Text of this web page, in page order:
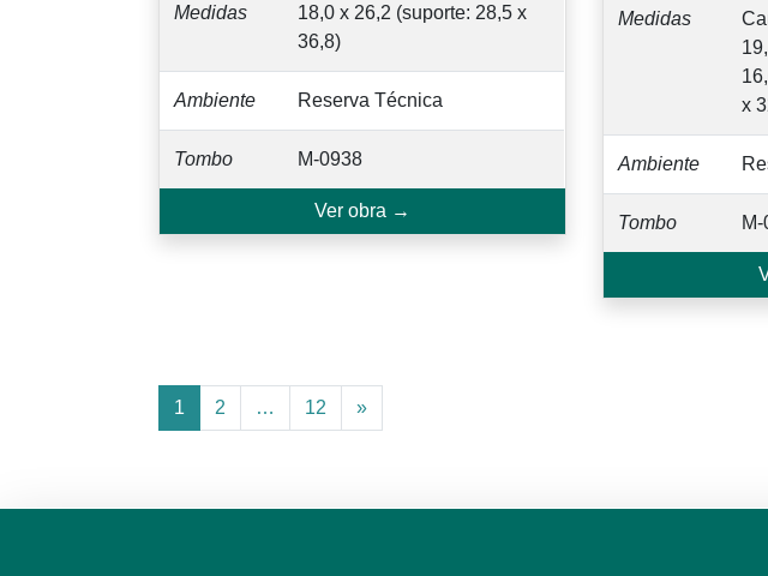
Medidas
18,0 x 26,2 (suporte: 28,5 x
36,8)
Ambiente Reserva Técnica
Tombo M-0938
Ver obra →
Medidas
x
Ambiente
Tombo
1 2 … 12 »